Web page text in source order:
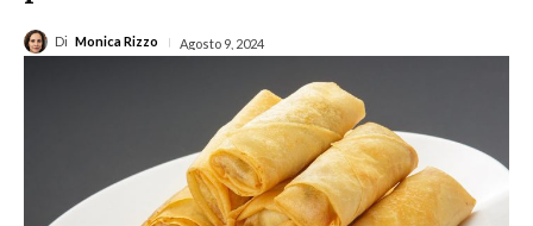
Di Monica Rizzo Agosto 9, 2024